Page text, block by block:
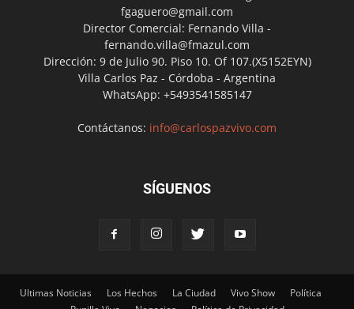
fgaguero@gmail.com
Director Comercial: Fernando Villa -
fernando.villa@fmazul.com
Dirección: 9 de Julio 90. Piso 10. Of 107.(X5152EYN)
Villa Carlos Paz - Córdoba - Argentina
WhatsApp: +5493541585147
Contáctanos: info@carlospazvivo.com
SÍGUENOS
Ultimas Noticias Los Hechos La Ciudad Vivo Show
Política